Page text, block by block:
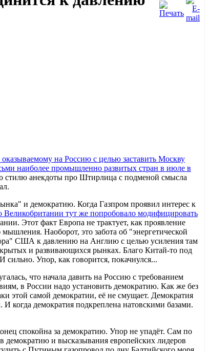
на Россию с целью заставить Москву
наиболее промышленно развитых стран в июле в
стилю анекдоты про Штирлица с подменой смысла
и демократию. Когда Газпром проявил интерес к
Великобритании тут же попробовало модифицировать
Этот факт Европа не трактует, как проявление
Наоборот, это забота об "энергетической
США к давлению на Англию с целью усиления там
и развивающихся рынках. Благо Китай-то под
Упор, как говорится, покачнулся...
что начала давить на Россию с требованием
в России надо установить демократию. Как же без
этой самой демократии, её не смущает. Демократия
когда демократия подкреплена натовскими базами.
спокойна за демократию. Упор не упадёт. Сам по
и высказывания европейских лидеров